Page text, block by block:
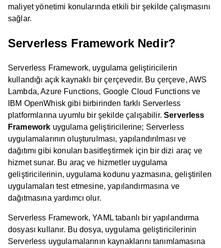
maliyet yönetimi konularında etkili bir şekilde çalışmasını
sağlar.
Serverless Framework Nedir?
Serverless Framework, uygulama geliştiricilerin
kullandığı açık kaynaklı bir çerçevedir. Bu çerçeve, AWS
Lambda, Azure Functions, Google Cloud Functions ve
IBM OpenWhisk gibi birbirinden farklı Serverless
platformlarına uyumlu bir şekilde çalışabilir.Serverless
Framework uygulama geliştiricilerine; Serverless
uygulamalarının oluşturulması, yapılandırılması ve
dağıtımı gibi konuları basitleştirmek için bir dizi araç ve
hizmet sunar. Bu araç ve hizmetler uygulama
geliştiricilerinin, uygulama kodunu yazmasına, geliştirilen
uygulamaları test etmesine, yapılandırmasına ve
dağıtmasına yardımcı olur.
Serverless Framework, YAML tabanlı bir yapılandırma
dosyası kullanır. Bu dosya, uygulama geliştiricilerinin
Serverless uygulamalarının kaynaklarını tanımlamasına